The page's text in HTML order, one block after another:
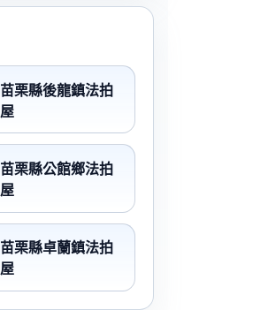
苗栗縣後龍鎮法拍
屋
苗栗縣公館鄉法拍
屋
苗栗縣卓蘭鎮法拍
屋